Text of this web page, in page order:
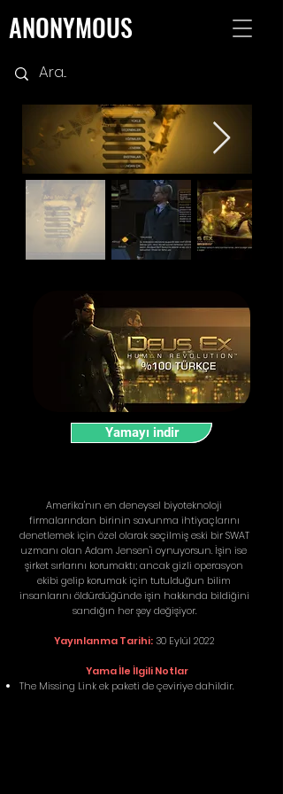
ANONYMOUS
Yamayı indir
Amerika'nın en deneysel biyoteknoloji
firmalarından birinin savunma ihtiyaçlarını
denetlemek için özel olarak seçilmiş eski bir SWAT
uzmanı olan Adam Jensen'i oynuyorsun. İşin ise
şirket sırlarını korumaktı; ancak gizli operasyon
ekibi gelip korumak için tutulduğun bilim
insanlarını öldürdüğünde işin hakkında bildiğini
sandığın her şey değişiyor.
Yayınlanma Tarihi:30 Eylül 2022
Yama İle İlgili Notlar
The Missing Link ek paketi de çeviriye dahildir.